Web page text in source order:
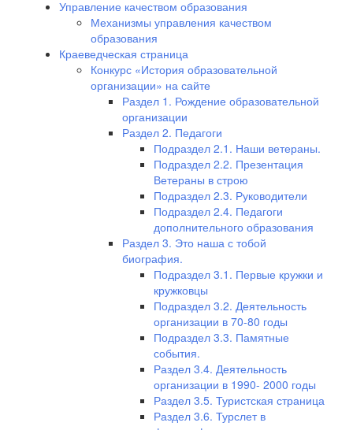
Управление качеством образования
Механизмы управления качеством
образования
Краеведческая страница
Конкурс «История образовательной
организации» на сайте
Раздел 1. Рождение образовательной
организации
Раздел 2. Педагоги
Подраздел 2.1. Наши ветераны.
Подраздел 2.2. Презентация
Ветераны в строю
Подраздел 2.3. Руководители
Подраздел 2.4. Педагоги
дополнительного образования
Раздел 3. Это наша с тобой
биография.
Подраздел 3.1. Первые кружки и
кружковцы
Подраздел 3.2. Деятельность
организации в 70-80 годы
Подраздел 3.3. Памятные
события.
Раздел 3.4. Деятельность
организации в 1990- 2000 годы
Раздел 3.5. Туристская страница
Раздел 3.6. Турслет в